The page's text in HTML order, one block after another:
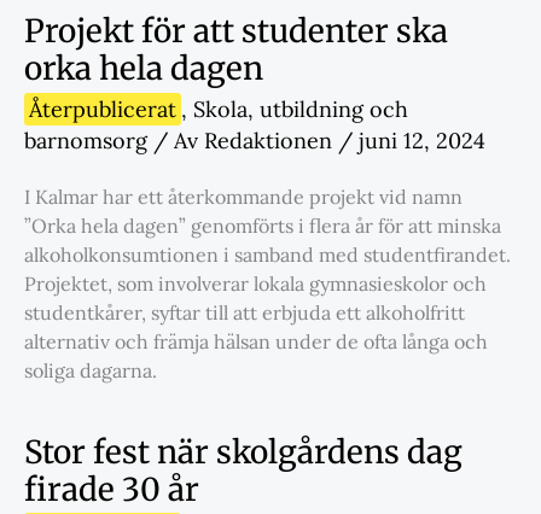
Projekt för att studenter ska
orka hela dagen
Återpublicerat , Skola, utbildning och
barnomsorg/ Av Redaktionen / juni 12, 2024
I Kalmar har ett återkommande projekt vid namn
”Orka hela dagen” genomförts i flera år för att minska
alkoholkonsumtionen i samband med studentfirandet.
Projektet, som involverar lokala gymnasieskolor och
studentkårer, syftar till att erbjuda ett alkoholfritt
alternativ och främja hälsan under de ofta långa och
soliga dagarna.
Stor fest när skolgårdens dag
firade 30 år